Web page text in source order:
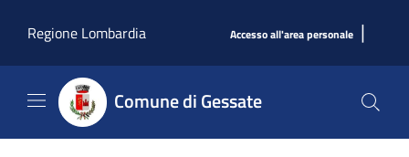
Regione Lombardia
Accesso all'area personale |
Comune di Gessate